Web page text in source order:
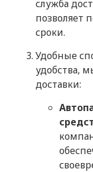
служба
позволяет
сроки.
Удобные
удобства,
доставки: